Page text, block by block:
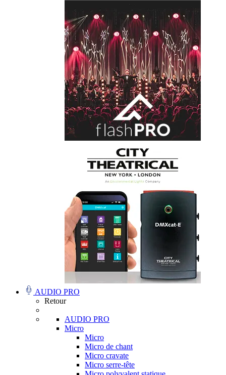
AUDIO PRO
Retour
AUDIO PRO
Micro
Micro
Micro de chant
Micro cravate
Micro serre-tête